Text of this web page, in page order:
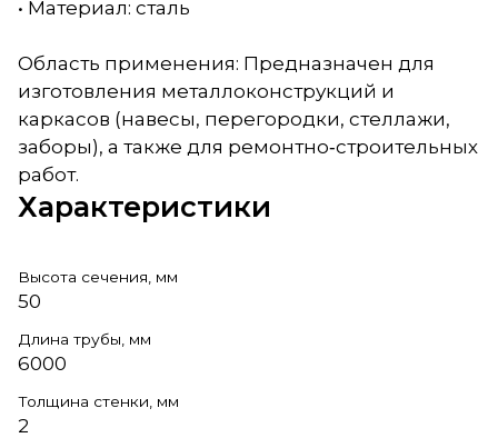
• Материал: сталь
Область применения: Предназначен для
изготовления металлоконструкций и
каркасов (навесы, перегородки, стеллажи,
заборы), а также для ремонтно‑строительных
работ.
Характеристики
Высота сечения, мм
50
Длина трубы, мм
6000
Толщина стенки, мм
2